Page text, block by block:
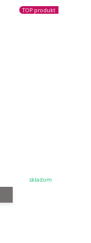
TOP produkt
skladom